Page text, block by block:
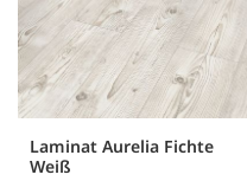
Laminat Aurelia Fichte
Weiß